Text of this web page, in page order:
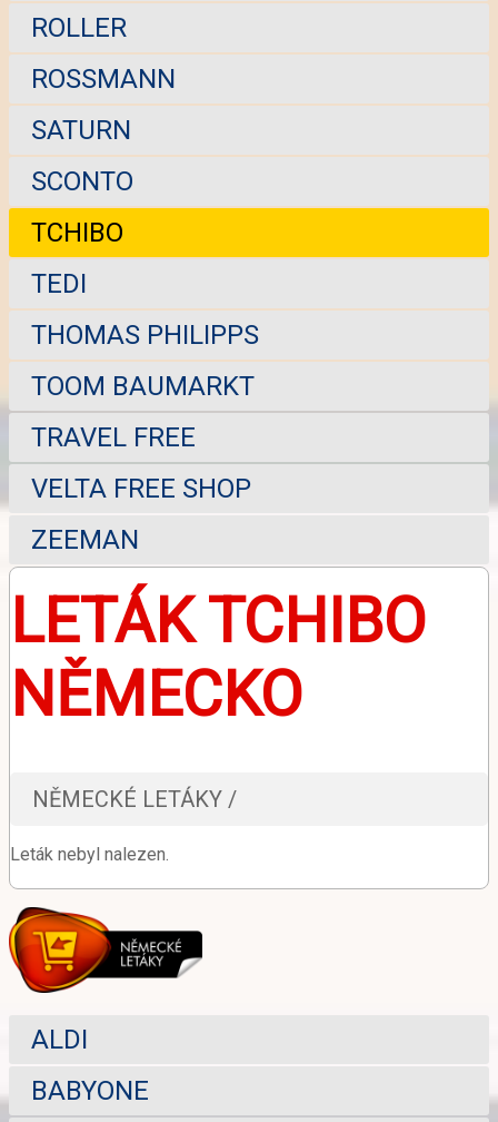
ROLLER
ROSSMANN
SATURN
SCONTO
TCHIBO
TEDI
THOMAS PHILIPPS
TOOM BAUMARKT
TRAVEL FREE
VELTA FREE SHOP
ZEEMAN
LETÁK TCHIBO
NĚMECKO
NĚMECKÉ LETÁKY /
Leták nebyl nalezen.
ALDI
BABYONE